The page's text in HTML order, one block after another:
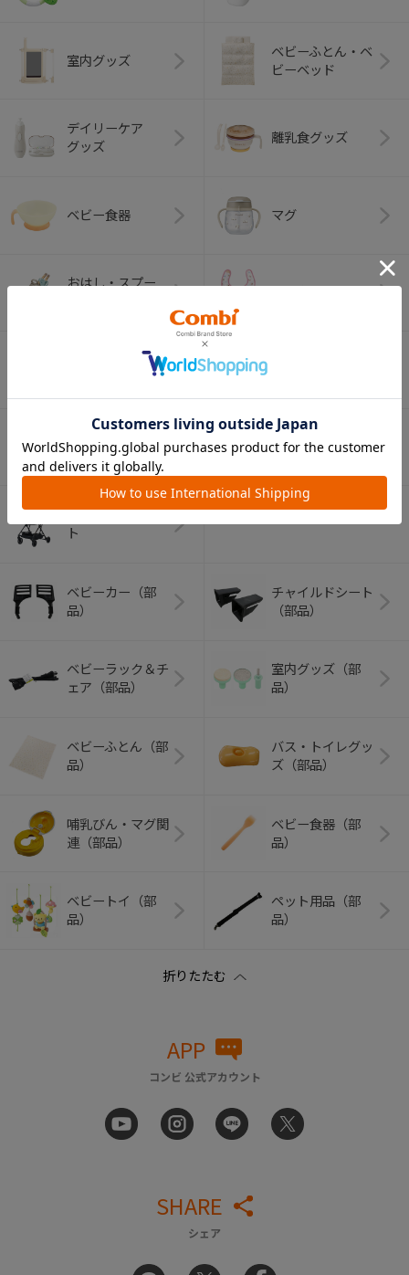
室内グッズ
ベビーふとん・ベ
ビーベッド
デイリーケア
グッズ
離乳食グッズ
ベビー食器 マグ
おはし・スプー
（お口のケア）
（ヘルメット）
ペット用品
ショッピングカー
ト
ベビーカー（部
品）
チャイルドシート
（部品）
ベビーラック＆チ
ェア（部品）
室内グッズ（部
品）
ベビーふとん（部
品）
バス・トイレグッ
ズ（部品）
哺乳びん・マグ関
連（部品）
ベビー食器（部
品）
ベビートイ（部
品）
ペット用品（部
品）
APP
コンビ 公式アカウント
SHARE
シェア